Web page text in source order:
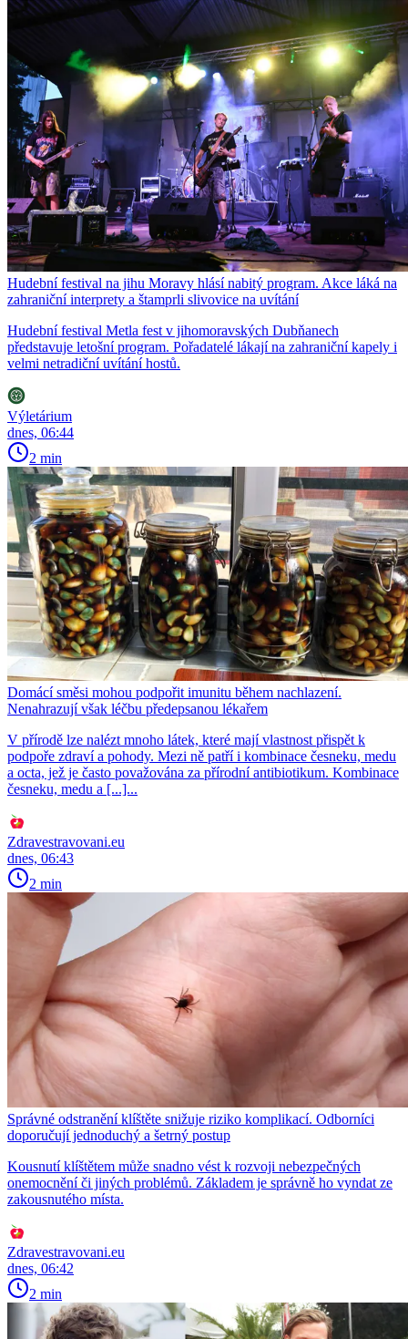
Hudební festival na jihu Moravy hlásí nabitý program. Akce láká na
zahraniční interprety a štamprli slivovice na uvítání
Hudební festival Metla fest v jihomoravských Dubňanech
představuje letošní program. Pořadatelé lákají na zahraniční kapely i
velmi netradiční uvítání hostů.
Výletárium
dnes, 06:44
2 min
Domácí směsi mohou podpořit imunitu během nachlazení.
Nenahrazují však léčbu předepsanou lékařem
V přírodě lze nalézt mnoho látek, které mají vlastnost přispět k
podpoře zdraví a pohody. Mezi ně patří i kombinace česneku, medu
a octa, jež je často považována za přírodní antibiotikum. Kombinace
česneku, medu a [...]...
Zdravestravovani.eu
dnes, 06:43
2 min
Správné odstranění klíštěte snižuje riziko komplikací. Odborníci
doporučují jednoduchý a šetrný postup
Kousnutí klíštětem může snadno vést k rozvoji nebezpečných
onemocnění či jiných problémů. Základem je správně ho vyndat ze
zakousnutého místa.
Zdravestravovani.eu
dnes, 06:42
2 min